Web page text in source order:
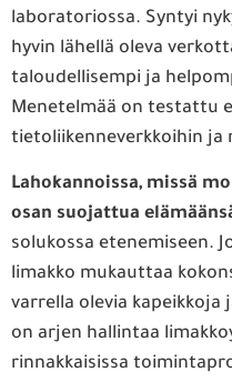
laboratoriossa. Syntyi
hyvin lähellä oleva
taloudellisempi ja
Menetelmää on testattu
tietoliikenneverkkoihin ja
Lahokannoissa, missä
osan suojattua
solukossa etenemiseen.
limakko mukauttaa
varrella olevia
on arjen hallintaa
rinnakkaisissa